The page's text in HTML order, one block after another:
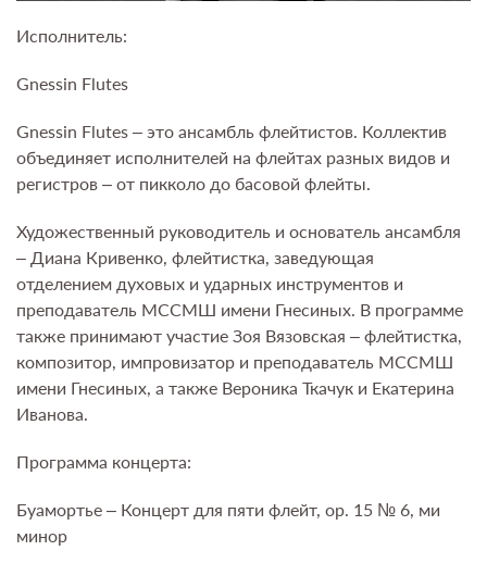
Исполнитель:
Gnessin Flutes
Gnessin Flutes – это ансамбль флейтистов. Коллектив
объединяет исполнителей на флейтах разных видов и
регистров – от пикколо до басовой флейты.
Художественный руководитель и основатель ансамбля
– Диана Кривенко, флейтистка, заведующая
отделением духовых и ударных инструментов и
преподаватель МССМШ имени Гнесиных. В программе
также принимают участие Зоя Вязовская – флейтистка,
композитор, импровизатор и преподаватель МССМШ
имени Гнесиных, а также Вероника Ткачук и Екатерина
Иванова.
Программа концерта:
Буамортье – Концерт для пяти флейт, op. 15 № 6, ми
минор